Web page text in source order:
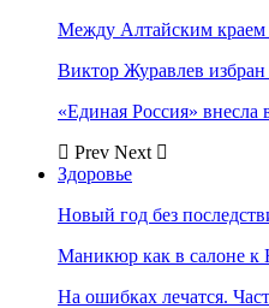
Между Алтайским краем
Виктор Журавлев
«Единая Россия» внесла
Prev Next
Здоровье
Новый год без
Маникюр как в салоне к
На ошибках лечатся.